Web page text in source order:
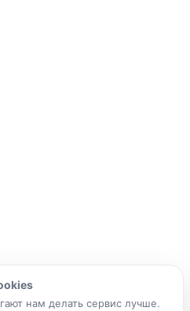
нам делать сервис лучше.